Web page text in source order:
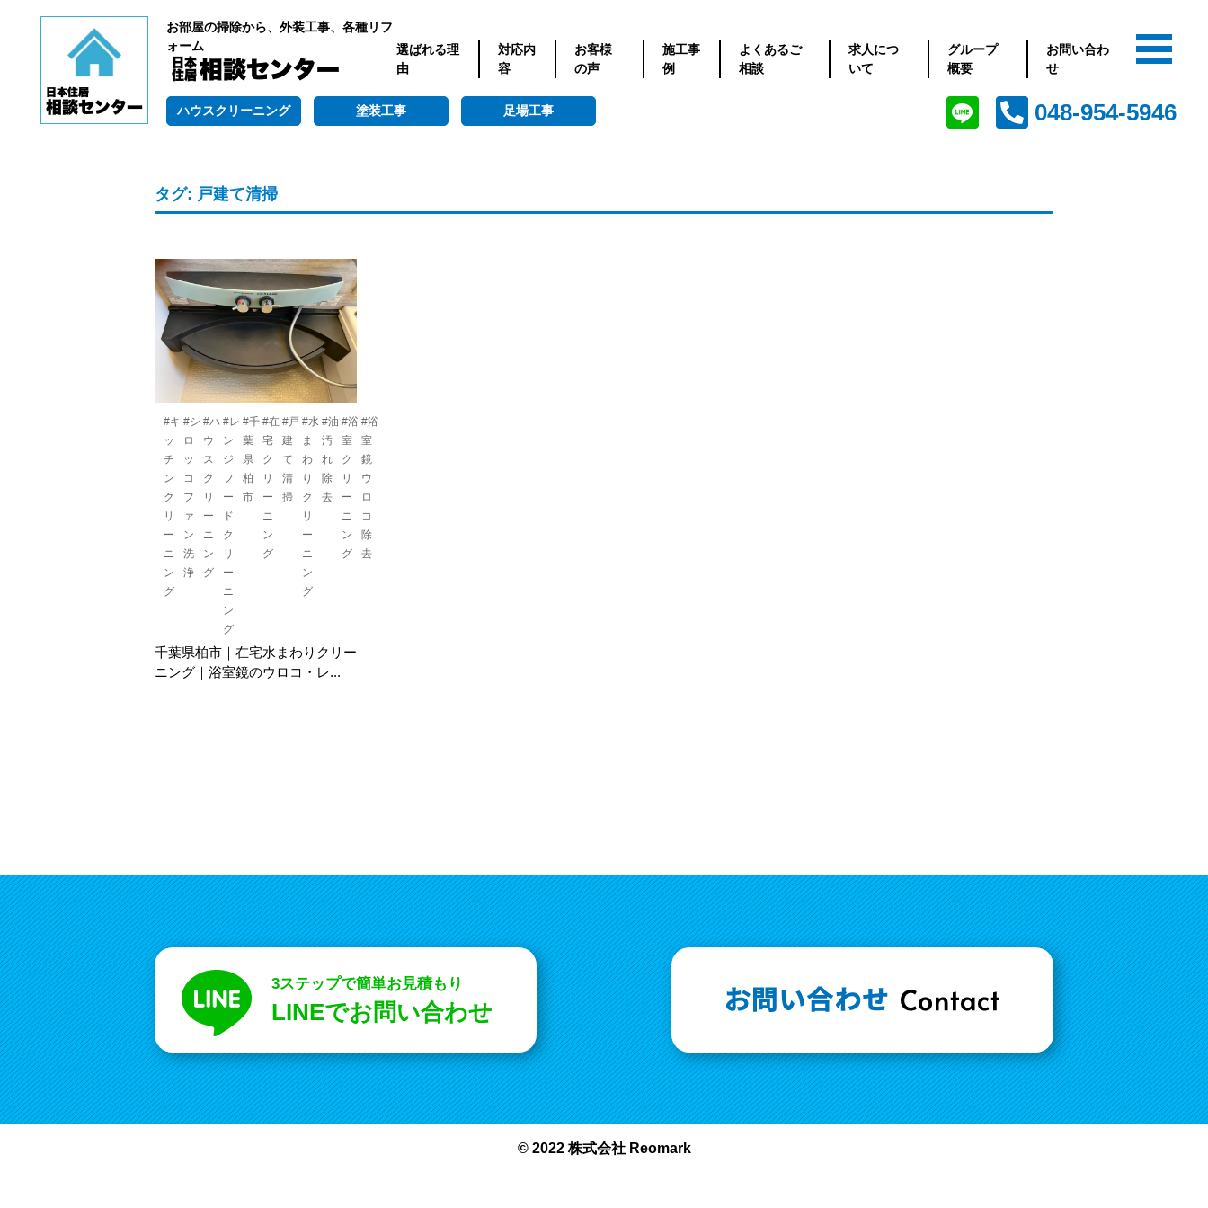
お部屋の掃除から、外装工事、各種リフ
ォーム
選ばれる理
由
対応内
容
お客様
の声
施工事
例
よくあるご
相談
求人につ
いて
グループ
概要
お問い合わ
せ
ハウスクリーニング 塗装工事 足場工事 048-954-5946
タグ: 戸建て清掃
#キ
ッ
チ
ン
ク
リ
ー
ニ
ン
グ
#シ
ロ
ッ
コ
フ
ァ
ン
洗
浄
#ハ
ウ
ス
ク
リ
ー
ニ
ン
グ
#レ
ン
ジ
フ
ー
ド
ク
リ
ー
ニ
ン
グ
#千
葉
県
柏
市
#在
宅
ク
リ
ー
ニ
ン
グ
#戸
建
て
清
掃
#水
ま
わ
り
ク
リ
ー
ニ
ン
グ
#油
汚
れ
除
去
#浴
室
ク
リ
ー
ニ
ン
グ
#浴
室
鏡
ウ
ロ
コ
除
去
千葉県柏市｜在宅水まわりクリー
ニング｜浴室鏡のウロコ・レ...
3ステップで簡単お見積もり
LINEでお問い合わせ
© 2022 株式会社 Reomark